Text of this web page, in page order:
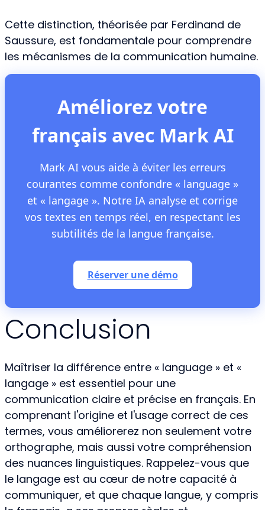
Cette distinction, théorisée par Ferdinand de
Saussure, est fondamentale pour comprendre
les mécanismes de la communication humaine.
Améliorez votre
français avec Mark AI
Mark AI vous aide à éviter les erreurs
courantes comme confondre « language »
et « langage ». Notre IA analyse et corrige
vos textes en temps réel, en respectant les
subtilités de la langue française.
Réserver une démo
Conclusion
Maîtriser la différence entre « language » et «
langage » est essentiel pour une
communication claire et précise en français. En
comprenant l'origine et l'usage correct de ces
termes, vous améliorerez non seulement votre
orthographe, mais aussi votre compréhension
des nuances linguistiques. Rappelez-vous que
le langage est au cœur de notre capacité à
communiquer, et que chaque langue, y compris